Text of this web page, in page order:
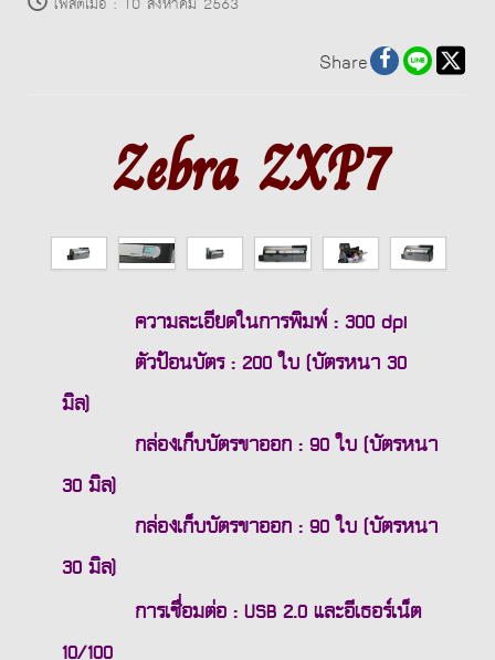
Share
Zebra ZXP7
ความละเอียดในการพิมพ์ : 300 dpi
ตัวป้อนบัตร : 200 ใบ (บัตรหนา 30
มิล)
กล่องเก็บบัตรขาออก : 90 ใบ (บัตรหนา
30 มิล)
กล่องเก็บบัตรขาออก : 90 ใบ (บัตรหนา
30 มิล)
การเชื่อมต่อ : USB 2.0 และอีเธอร์เน็ต